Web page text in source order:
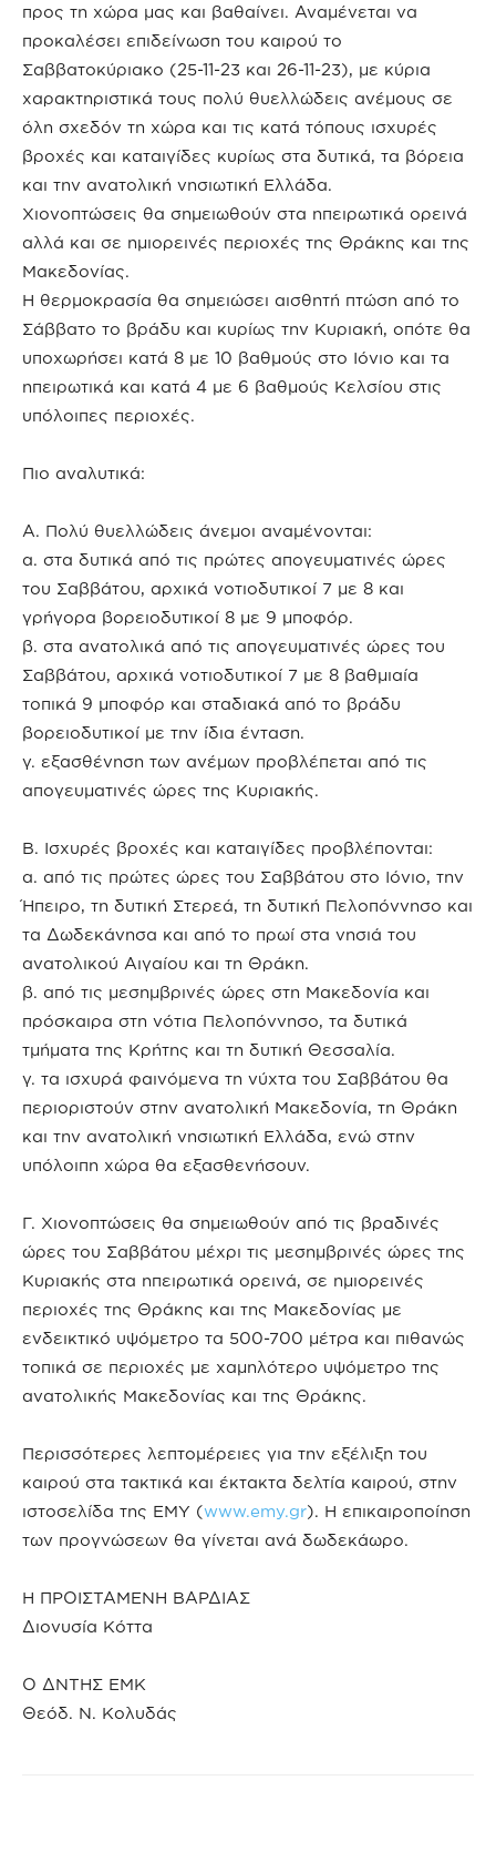
προς τη χώρα μας και βαθαίνει. Αναμένεται να
προκαλέσει επιδείνωση του καιρού το
Σαββατοκύριακο (25-11-23 και 26-11-23), με κύρια
χαρακτηριστικά τους πολύ θυελλώδεις ανέμους σε
όλη σχεδόν τη χώρα και τις κατά τόπους ισχυρές
βροχές και καταιγίδες κυρίως στα δυτικά, τα βόρεια
και την ανατολική νησιωτική Ελλάδα.
Χιονοπτώσεις θα σημειωθούν στα ηπειρωτικά ορεινά
αλλά και σε ημιορεινές περιοχές της Θράκης και της
Μακεδονίας.
Η θερμοκρασία θα σημειώσει αισθητή πτώση από το
Σάββατο το βράδυ και κυρίως την Κυριακή, οπότε θα
υποχωρήσει κατά 8 με 10 βαθμούς στο Ιόνιο και τα
ηπειρωτικά και κατά 4 με 6 βαθμούς Κελσίου στις
υπόλοιπες περιοχές.
Πιο αναλυτικά:
Α. Πολύ θυελλώδεις άνεμοι αναμένονται:
α. στα δυτικά από τις πρώτες απογευματινές ώρες
του Σαββάτου, αρχικά νοτιοδυτικοί 7 με 8 και
γρήγορα βορειοδυτικοί 8 με 9 μποφόρ.
β. στα ανατολικά από τις απογευματινές ώρες του
Σαββάτου, αρχικά νοτιοδυτικοί 7 με 8 βαθμιαία
τοπικά 9 μποφόρ και σταδιακά από το βράδυ
βορειοδυτικοί με την ίδια ένταση.
γ. εξασθένηση των ανέμων προβλέπεται από τις
απογευματινές ώρες της Κυριακής.
Β. Ισχυρές βροχές και καταιγίδες προβλέπονται:
α. από τις πρώτες ώρες του Σαββάτου στο Ιόνιο, την
Ήπειρο, τη δυτική Στερεά, τη δυτική Πελοπόννησο και
τα Δωδεκάνησα και από το πρωί στα νησιά του
ανατολικού Αιγαίου και τη Θράκη.
β. από τις μεσημβρινές ώρες στη Μακεδονία και
πρόσκαιρα στη νότια Πελοπόννησο, τα δυτικά
τμήματα της Κρήτης και τη δυτική Θεσσαλία.
γ. τα ισχυρά φαινόμενα τη νύχτα του Σαββάτου θα
περιοριστούν στην ανατολική Μακεδονία, τη Θράκη
και την ανατολική νησιωτική Ελλάδα, ενώ στην
υπόλοιπη χώρα θα εξασθενήσουν.
Γ. Χιονοπτώσεις θα σημειωθούν από τις βραδινές
ώρες του Σαββάτου μέχρι τις μεσημβρινές ώρες της
Κυριακής στα ηπειρωτικά ορεινά, σε ημιορεινές
περιοχές της Θράκης και της Μακεδονίας με
ενδεικτικό υψόμετρο τα 500-700 μέτρα και πιθανώς
τοπικά σε περιοχές με χαμηλότερο υψόμετρο της
ανατολικής Μακεδονίας και της Θράκης.
Περισσότερες λεπτομέρειες για την εξέλιξη του
καιρού στα τακτικά και έκτακτα δελτία καιρού, στην
ιστοσελίδα της ΕΜΥ (www.emy.gr). Η επικαιροποίηση
των προγνώσεων θα γίνεται ανά δωδεκάωρο.
Η ΠΡΟΙΣΤΑΜΕΝΗ ΒΑΡΔΙΑΣ
Διονυσία Κόττα
Ο ΔΝΤΗΣ ΕΜΚ
Θεόδ. Ν. Κολυδάς